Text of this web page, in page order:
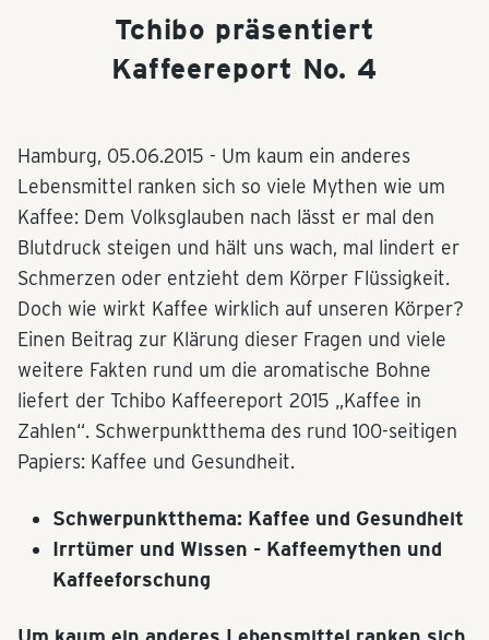
Tchibo präsentiert
Kaffeereport No. 4
Hamburg, 05.06.2015 - Um kaum ein anderes
Lebensmittel ranken sich so viele Mythen wie um
Kaffee: Dem Volksglauben nach lässt er mal den
Blutdruck steigen und hält uns wach, mal lindert er
Schmerzen oder entzieht dem Körper Flüssigkeit.
Doch wie wirkt Kaffee wirklich auf unseren Körper?
Einen Beitrag zur Klärung dieser Fragen und viele
weitere Fakten rund um die aromatische Bohne
liefert der Tchibo Kaffeereport 2015 „Kaffee in
Zahlen“. Schwerpunktthema des rund 100-seitigen
Papiers: Kaffee und Gesundheit.
Schwerpunktthema: Kaffee und Gesundheit
Irrtümer und Wissen - Kaffeemythen und
Kaffeeforschung